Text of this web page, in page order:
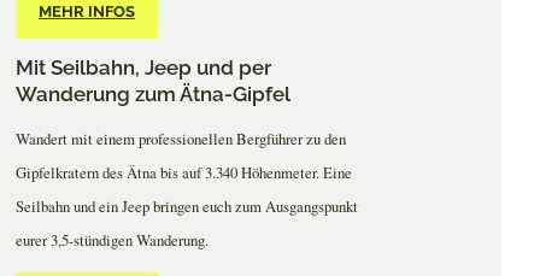
MEHR INFOS
Mit Seilbahn, Jeep und per
Wanderung zum Ätna-Gipfel
Wandert mit einem professionellen Bergführer zu den
Gipfelkratern des Ätna bis auf 3.340 Höhenmeter. Eine
Seilbahn und ein Jeep bringen euch zum Ausgangspunkt
eurer 3,5-stündigen Wanderung.